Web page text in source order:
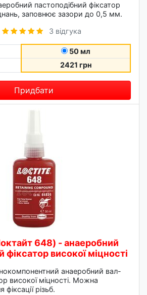
пастоподібний фіксатор
заповнює зазори до 0,5 мм.
3 відгука
50 мл
2421 грн
Придбати
648) - анаеробний
фіксатор високої міцності
анаеробний вал-
високої міцності. Можна
різьб.